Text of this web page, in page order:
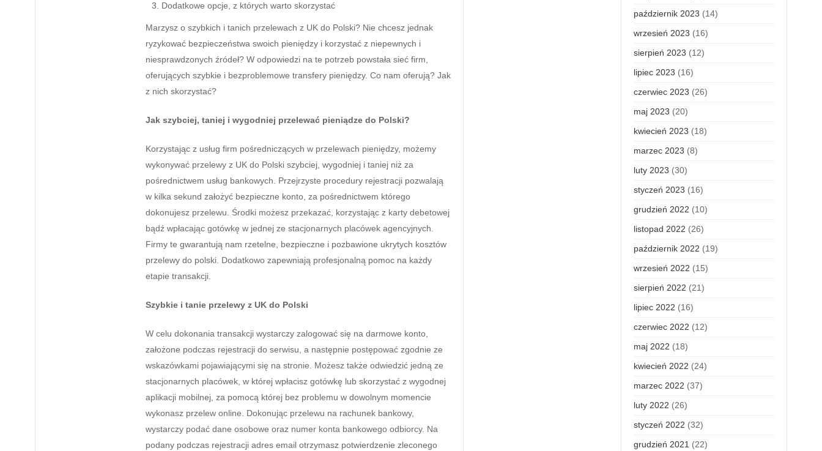
Dodatkowe opcje, z których warto skorzystać
Marzysz o szybkich i tanich przelewach z UK do Polski? Nie chcesz jednak
ryzykować bezpieczeństwa swoich pieniędzy i korzystać z niepewnych i
niesprawdzonych źródeł? W odpowiedzi na te potrzeb powstała sieć firm,
oferujących szybkie i bezproblemowe transfery pieniędzy. Co nam oferują? Jak
z nich skorzystać?
Jak szybciej, taniej i wygodniej przelewać pieniądze do Polski?
Korzystając z usług firm pośredniczących w przelewach pieniędzy, możemy
wykonywać przelewy z UK do Polski szybciej, wygodniej i taniej niż za
pośrednictwem usług bankowych. Przejrzyste procedury rejestracji pozwalają
w kilka sekund założyć bezpieczne konto, za pośrednictwem którego
dokonujesz przelewu. Środki możesz przekazać, korzystając z karty debetowej
bądź wpłacając gotówkę w jednej ze stacjonarnych placówek agencyjnych.
Firmy te gwarantują nam rzetelne, bezpieczne i pozbawione ukrytych kosztów
przelewy do polski. Dodatkowo zapewniają profesjonalną pomoc na każdy
etapie transakcji.
Szybkie i tanie przelewy z UK do Polski
W celu dokonania transakcji wystarczy zalogować się na darmowe konto,
założone podczas rejestracji do serwisu, a następnie postępować zgodnie ze
wskazówkami pojawiającymi się na stronie. Możesz także odwiedzić jedną ze
stacjonarnych placówek, w której wpłacisz gotówkę lub skorzystać z wygodnej
aplikacji mobilnej, za pomocą której bez problemu w dowolnym momencie
wykonasz przelew online. Dokonując przelewu na rachunek bankowy,
wystarczy podać dane osobowe oraz numer konta bankowego odbiorcy. Na
podany podczas rejestracji adres email otrzymasz potwierdzenie zleconego
październik 2023 (14)
wrzesień 2023 (16)
sierpień 2023 (12)
lipiec 2023 (16)
czerwiec 2023 (26)
maj 2023 (20)
kwiecień 2023 (18)
marzec 2023 (8)
luty 2023 (30)
styczeń 2023 (16)
grudzień 2022 (10)
listopad 2022 (26)
październik 2022 (19)
wrzesień 2022 (15)
sierpień 2022 (21)
lipiec 2022 (16)
czerwiec 2022 (12)
maj 2022 (18)
kwiecień 2022 (24)
marzec 2022 (37)
luty 2022 (26)
styczeń 2022 (32)
grudzień 2021 (22)